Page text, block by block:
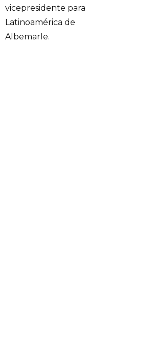
vicepresidente para
Latinoamérica de
Albemarle.